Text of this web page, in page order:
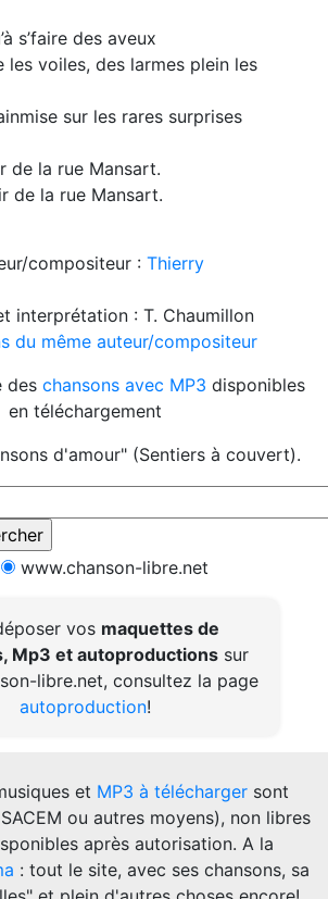
s’faire des aveux
les voiles, des larmes plein les
sur les rares surprises
de la rue Mansart.
de la rue Mansart.
compositeur : Thierry
interprétation : T. Chaumillon
du même auteur/compositeur
des chansons avec MP3 disponibles
en téléchargement
d'amour" (Sentiers à couvert).
www.chanson-libre.net
vos maquettes de
Mp3 et autoproductions sur
libre.net, consultez la page
autoproduction!
et MP3 à télécharger sont
ou autres moyens), non libres
après autorisation. A la
: tout le site, avec ses chansons, sa